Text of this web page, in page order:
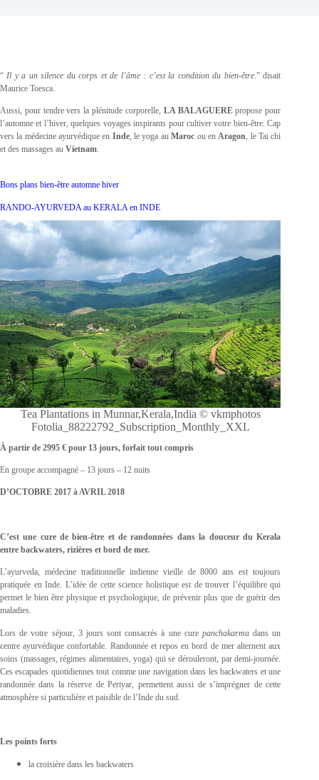
“Il y a un silence du corps et de l’âme : c’est la condition du bien-être.” disait
Maurice Toesca.
Aussi, pour tendre vers la plénitude corporelle, LA BALAGUEREpropose pour
l’automne et l’hiver, quelques voyages inspirants pour cultiver votre bien-être. Cap
vers la médecine ayurvédique en Inde, le yoga auMaroc ou enAragon, le Tai chi
et des massages au Vietnam.
Bons plans bien-être automne hiver
RANDO-AYURVEDA au KERALA en INDE
Tea Plantations in Munnar,Kerala,India © vkmphotos
Fotolia_88222792_Subscription_Monthly_XXL
À partir de 2995 € pour 13 jours, forfait tout compris
En groupe accompagné – 13 jours – 12 nuits
D’OCTOBRE 2017 à AVRIL 2018
C’est une cure de bien-être et de randonnées dans la douceur du Kerala
entre backwaters, rizières et bord de mer.
L’ayurveda, médecine traditionnelle indienne vieille de 8000 ans est toujours
pratiquée en Inde. L’idée de cette science holistique est de trouver l’équilibre qui
permet le bien être physique et psychologique, de prévenir plus que de guérir des
maladies.
Lors de votre séjour, 3 jours sont consacrés à une cure panchakarmadans un
centre ayurvédique confortable. Randonnée et repos en bord de mer alternent aux
soins (massages, régimes alimentaires, yoga) qui se dérouleront, par demi-journée.
Ces escapades quotidiennes tout comme une navigation dans les backwaters et une
randonnée dans la réserve de Periyar, permettent aussi de s’imprégner de cette
atmosphère si particulière et paisible de l’Inde du sud.
Les points forts
la croisière dans les backwaters